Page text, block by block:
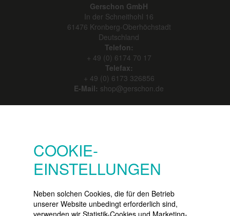
Gerschon GmbH
In der Schneithohl 16
61476 Kronberg-Oberhöchstadt
Deutschland
Telefon:
+ 49 (0) 6174 70 17
Telefax:
+ 49 (0) 6173 326856
E-Mail: shop@gerschon.de
Warenkorb
Vertrag widerrufen
COOKIE-
EINSTELLUNGEN
Neben solchen Cookies, die für den Betrieb
unserer Website unbedingt erforderlich sind,
verwenden wir Statistik-Cookies und Marketing-